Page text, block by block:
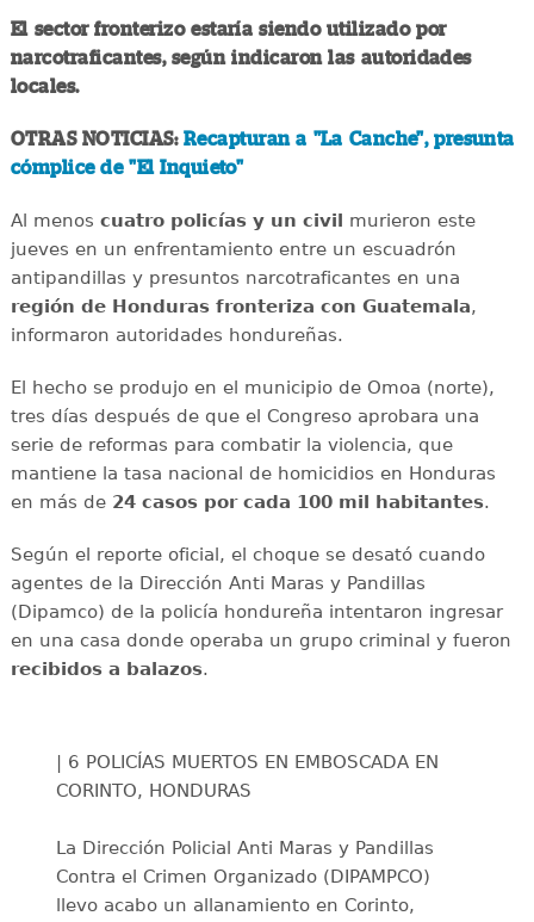
El sector fronterizo estaría siendo utilizado por
narcotraficantes, según indicaron las autoridades
locales.
OTRAS NOTICIAS: Recapturan a "La Canche", presunta
cómplice de "El Inquieto"
Al menos cuatro policías y un civil murieron este
jueves en un enfrentamiento entre un escuadrón
antipandillas y presuntos narcotraficantes en una
región de Honduras fronteriza con Guatemala,
informaron autoridades hondureñas.
El hecho se produjo en el municipio de Omoa (norte),
tres días después de que el Congreso aprobara una
serie de reformas para combatir la violencia, que
mantiene la tasa nacional de homicidios en Honduras
en más de 24 casos por cada 100 mil habitantes.
Según el reporte oficial, el choque se desató cuando
agentes de la Dirección Anti Maras y Pandillas
(Dipamco) de la policía hondureña intentaron ingresar
en una casa donde operaba un grupo criminal y fueron
recibidos a balazos.
| 6 POLICÍAS MUERTOS EN EMBOSCADA EN
CORINTO, HONDURAS
La Dirección Policial Anti Maras y Pandillas
Contra el Crimen Organizado (DIPAMPCO)
llevo acabo un allanamiento en Corinto,